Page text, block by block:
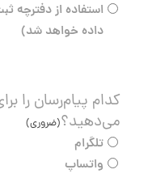
استفاده از دفترچه
داده خواهد شد)
کدام پیام‌رسان را
می‌دهید؟(ضروری)
تلگرام
واتساپ